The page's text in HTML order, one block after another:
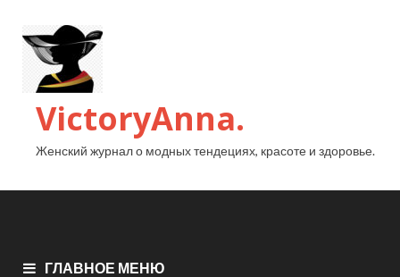
VictoryAnna.
Женский журнал о модных тендециях, красоте и здоровье.
ГЛАВНОЕ МЕНЮ